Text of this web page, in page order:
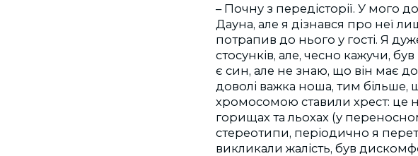
– Почну з передісторії. У мого
Дауна, але я дізнався про неї
потрапив до нього у гості. Я
стосунків, але, чесно кажучи,
є син, але не знаю, що він має
доволі важка ноша, тим більше,
хромосомою ставили хрест: це
горищах та льохах (у
стереотипи, періодично я
викликали жалість, був